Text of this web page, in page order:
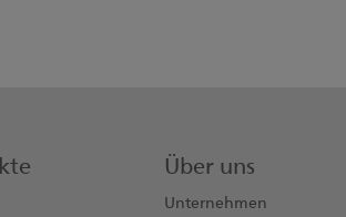
Über uns
Unternehmen